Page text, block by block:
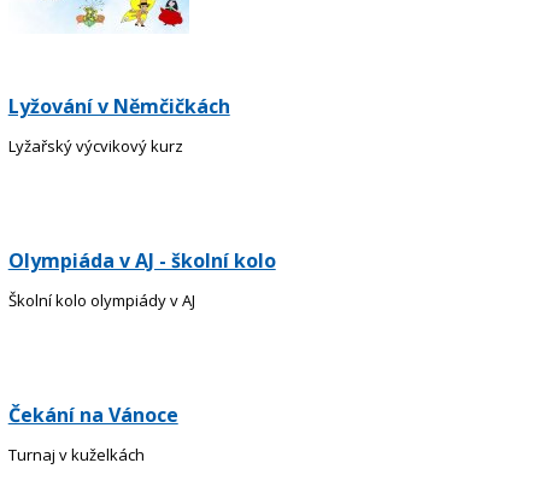
Lyžování v Němčičkách
Lyžařský výcvikový kurz
Olympiáda v AJ - školní kolo
Školní kolo olympiády v AJ
Čekání na Vánoce
Turnaj v kuželkách